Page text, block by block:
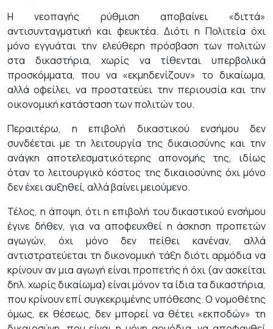
Η νεοπαγής ρύθμιση αποβαίνει «διττά»
αντισυνταγματική και φευκτέα. Διότι η Πολιτεία όχι
μόνο εγγυάται την ελεύθερη πρόσβαση των πολιτών
στα δικαστήρια, χωρίς να τίθενται υπερβολικά
προσκόμματα, που να «εκμηδενίζουν» το δικαίωμα,
αλλά οφείλει, να προστατεύει την περιουσία και την
οικονομική κατάσταση των πολιτών του.
Περαιτέρω, η επιβολή δικαστικού ενσήμου δεν
συνδέεται με τη λειτουργία της δικαιοσύνης και την
ανάγκη αποτελεσματικότερης απονομής της, ιδίως
όταν το λειτουργικό κόστος της δικαιοσύνης όχι μόνο
δεν έχει αυξηθεί, αλλά βαίνει μειούμενο.
Τέλος, η άποψη, ότι η επιβολή του δικαστικού ενσήμου
έγινε δήθεν, για να αποφευχθεί η άσκηση προπετών
αγωγών, όχι μόνο δεν πείθει κανέναν, αλλά
αντιστρατεύεται τη δικονομική τάξη διότι αρμόδια να
κρίνουν αν μια αγωγή είναι προπετής ή όχι (αν ασκείται
δηλ. χωρίς δικαίωμα) είναι μόνον τα ίδια τα δικαστήρια,
που κρίνουν επί συγκεκριμένης υπόθεσης. Ο νομοθέτης
όμως, εκ θέσεως, δεν μπορεί να θέτει «εκποδών» τη